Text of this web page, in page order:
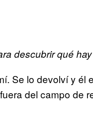
descubrir qué
Se lo devolví y él
del campo de